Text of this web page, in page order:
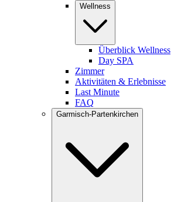
Wellness
Überblick Wellness
Day SPA
Zimmer
Aktivitäten & Erlebnisse
Last Minute
FAQ
Garmisch-Partenkirchen